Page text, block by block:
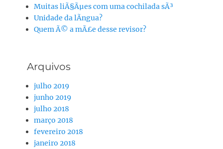
Muitas liÃ§Ãµes com uma cochilada sÃ³
Unidade da lÃ­ngua?
Quem Ã© a mÃ£e desse revisor?
Arquivos
julho 2019
junho 2019
julho 2018
março 2018
fevereiro 2018
janeiro 2018